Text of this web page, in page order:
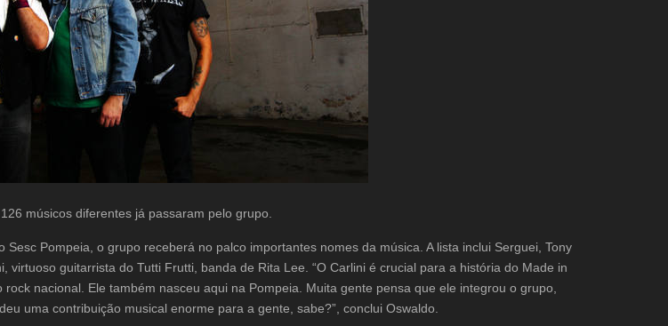
músicos diferentes já passaram pelo grupo.
Sesc Pompeia, o grupo receberá no palco importantes nomes da música. A lista inclui Serguei, Tony
virtuoso guitarrista do Tutti Frutti, banda de Rita Lee. “O Carlini é crucial para a história do Made in
nacional. Ele também nasceu aqui na Pompeia. Muita gente pensa que ele integrou o grupo,
uma contribuição musical enorme para a gente, sabe?”, conclui Oswaldo.